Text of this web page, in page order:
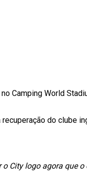
no Camping World
recuperação do clube
o City logo agora que